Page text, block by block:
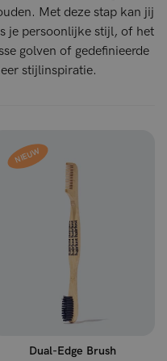
Met deze stap kan jij
je persoonlijke stijl, of het
golven of gedefinieerde
stijlinspiratie.
NIEUW
Dual-Edge Brush